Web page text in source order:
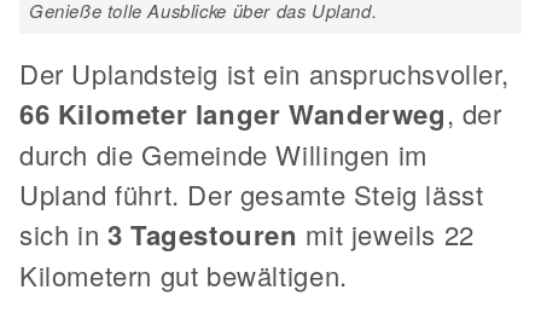
Genieße tolle Ausblicke über das Upland.
Der Uplandsteig ist ein anspruchsvoller,
66 Kilometer langer Wanderweg, der
durch die Gemeinde Willingen im
Upland führt. Der gesamte Steig lässt
sich in 3 Tagestouren mit jeweils 22
Kilometern gut bewältigen.